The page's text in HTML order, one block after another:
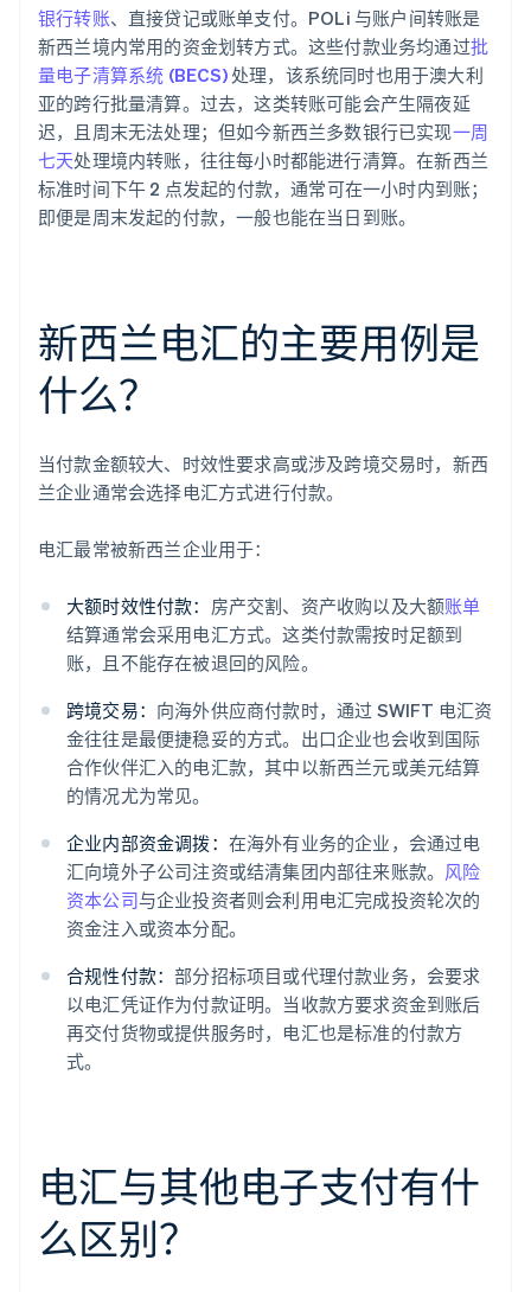
银行转账、直接贷记或账单支付。POLi 与账户间转账是
新西兰境内常用的资金划转方式。这些付款业务均通过批
量电子清算系统 (BECS)处理，该系统同时也用于澳大利
亚的跨行批量清算。过去，这类转账可能会产生隔夜延
迟，且周末无法处理；但如今新西兰多数银行已实现一周
七天处理境内转账，往往每小时都能进行清算。在新西兰
标准时间下午 2 点发起的付款，通常可在一小时内到账；
即便是周末发起的付款，一般也能在当日到账。
新西兰电汇的主要用例是
什么？
当付款金额较大、时效性要求高或涉及跨境交易时，新西
兰企业通常会选择电汇方式进行付款。
电汇最常被新西兰企业用于：
大额时效性付款： 房产交割、资产收购以及大额账单
结算通常会采用电汇方式。这类付款需按时足额到
账，且不能存在被退回的风险。
跨境交易： 向海外供应商付款时，通过 SWIFT 电汇资
金往往是最便捷稳妥的方式。出口企业也会收到国际
合作伙伴汇入的电汇款，其中以新西兰元或美元结算
的情况尤为常见。
企业内部资金调拨： 在海外有业务的企业，会通过电
汇向境外子公司注资或结清集团内部往来账款。 风险
资本公司与企业投资者则会利用电汇完成投资轮次的
资金注入或资本分配。
合规性付款：部分招标项目或代理付款业务，会要求
以电汇凭证作为付款证明。当收款方要求资金到账后
再交付货物或提供服务时，电汇也是标准的付款方
式。
电汇与其他电子支付有什
么区别？